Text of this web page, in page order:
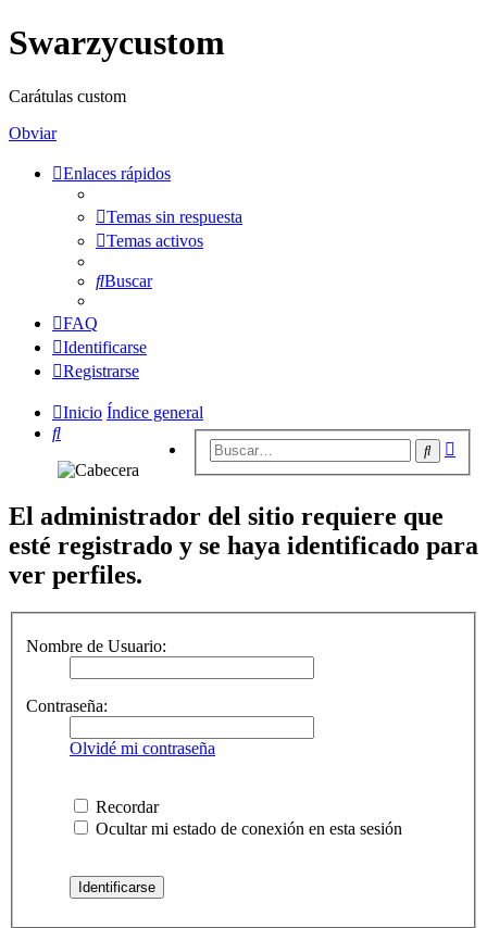
Swarzycustom
Carátulas custom
Obviar
Enlaces rápidos
Temas sin respuesta
Temas activos
Buscar
FAQ
Identificarse
Registrarse
Inicio Índice general
Buscar
Buscar
El administrador del sitio requiere que
esté registrado y se haya identificado para
ver perfiles.
Nombre de Usuario:
Contraseña:
Olvidé mi contraseña
Recordar
Ocultar mi estado de conexión en esta sesión